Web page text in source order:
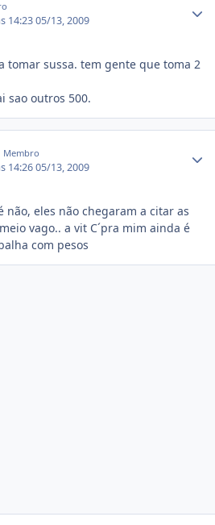
14:2305/13, 2009
tomar sussa. tem gente que toma 2
sao outros 500.
Membro
14:2605/13, 2009
eles não chegaram a citar as
vago.. a vit C´pra mim ainda é
com pesos